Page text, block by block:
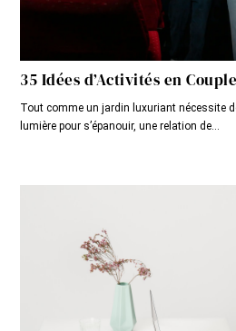
35 Idées d’Activités en
Tout comme un jardin luxuriant nécessite
lumière pour s’épanouir, une relation de...